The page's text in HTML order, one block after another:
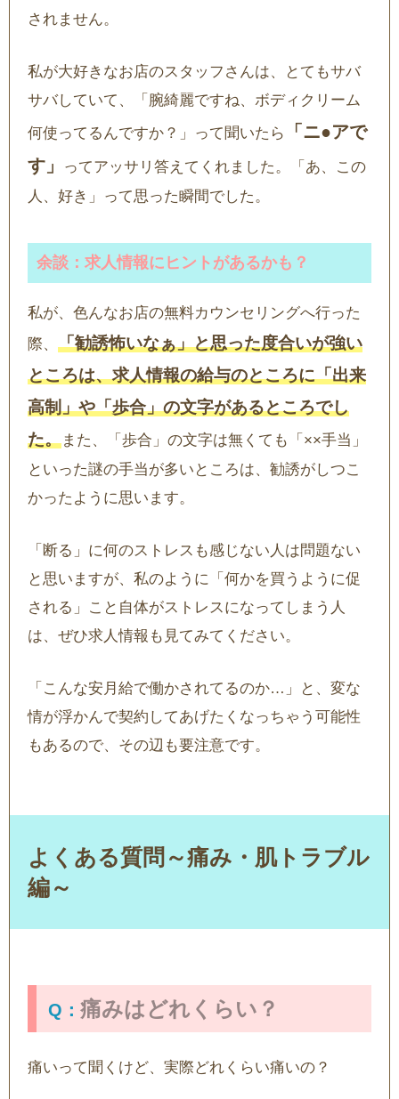
されません。
私が大好きなお店のスタッフさんは、とてもサバ
サバしていて、「腕綺麗ですね、ボディクリーム
何使ってるんですか？」って聞いたら
「ニ●アで
す」
ってアッサリ答えてくれました。「あ、この
人、好き」って思った瞬間でした。
余談：求人情報にヒントがあるかも？
私が、色んなお店の無料カウンセリングへ行った
際、 「勧誘怖いなぁ」と思った度合いが強い
ところは、求人情報の給与のところに「出来
高制」や「歩合」の文字があるところでし
た。また、「歩合」の文字は無くても「××手当」
といった謎の手当が多いところは、勧誘がしつこ
かったように思います。
「断る」に何のストレスも感じない人は問題ない
と思いますが、私のように「何かを買うように促
される」こと自体がストレスになってしまう人
は、ぜひ求人情報も見てみてください。
「こんな安月給で働かされてるのか…」と、変な
情が浮かんで契約してあげたくなっちゃう可能性
もあるので、その辺も要注意です。
よくある質問～痛み・肌トラブル
編～
痛みはどれくらい？
痛いって聞くけど、実際どれくらい痛いの？